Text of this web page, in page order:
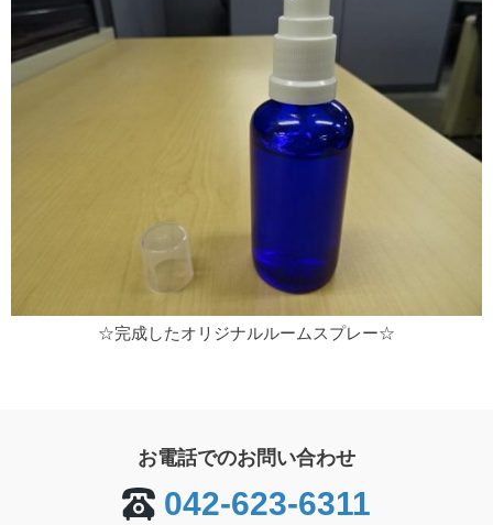
☆完成したオリジナルルームスプレー☆
お電話でのお問い合わせ
042-623-6311